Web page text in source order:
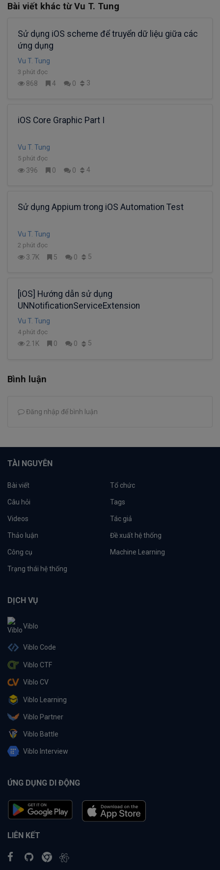
Bài viết khác từ Vu T. Tung
Sử dụng iOS scheme để truyển dữ liệu giữa các
ứng dụng
Vu T. Tung
3 phút đọc
868 4 0 3
iOS Core Graphic Part I
Vu T. Tung
5 phút đọc
396 0 0 4
Sử dụng Appium trong iOS Automation Test
Vu T. Tung
2 phút đọc
3.7K 5 0 5
[iOS] Hướng dẫn sử dụng
UNNotificationServiceExtension
Vu T. Tung
4 phút đọc
2.1K 0 0 5
Bình luận
Đăng nhập để bình luận
TÀI NGUYÊN
Bài viết Tổ chức
Câu hỏi Tags
Videos Tác giả
Thảo luận Đề xuất hệ thống
Công cụ Machine Learning
Trạng thái hệ thống
DỊCH VỤ
Viblo
Viblo Code
Viblo CTF
Viblo CV
Viblo Learning
Viblo Partner
Viblo Battle
Viblo Interview
ỨNG DỤNG DI ĐỘNG
LIÊN KẾT